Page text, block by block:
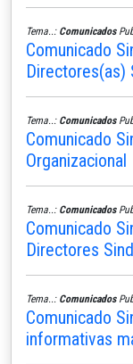
Tema..: Comunicados
Comunicado
Directores(as)
Tema..: Comunicados
Comunicado
Organizacional
Tema..: Comunicados
Comunicado
Directores
Tema..: Comunicados
Comunicado
informativas